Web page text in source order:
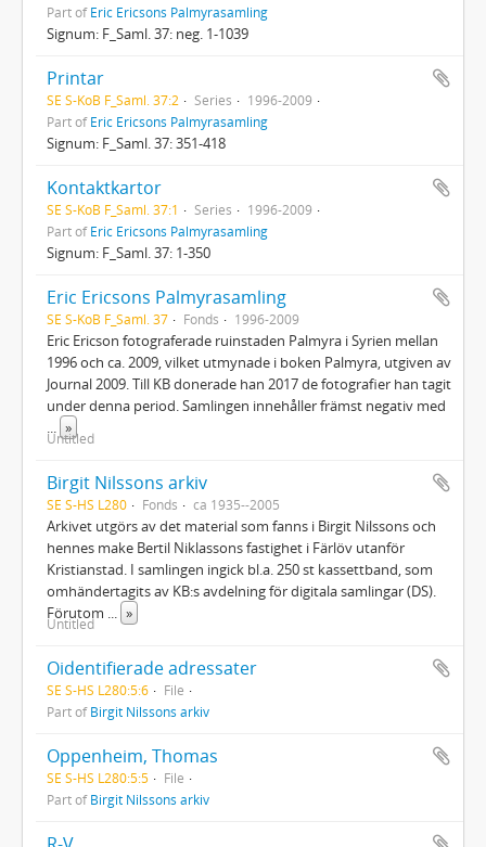
Part ofEric Ericsons Palmyrasamling
Signum: F_Saml. 37: neg. 1-1039
Printar
SE S-KoB F_Saml. 37:2 Series
1996-2009
Part ofEric Ericsons Palmyrasamling
Signum: F_Saml. 37: 351-418
Kontaktkartor
SE S-KoB F_Saml. 37:1 Series
1996-2009
Part ofEric Ericsons Palmyrasamling
Signum: F_Saml. 37: 1-350
Eric Ericsons Palmyrasamling
SE S-KoB F_Saml. 37 Fonds 1996-2009
Eric Ericson fotograferade ruinstaden Palmyra i Syrien mellan
1996 och ca. 2009, vilket utmynade i boken Palmyra, utgiven av
Journal 2009. Till KB donerade han 2017 de fotografier han tagit
under denna period. Samlingen innehåller främst negativ med
»
Untitled
Birgit Nilssons arkiv
SE S-HS L280 Fonds ca 1935--2005
Arkivet utgörs av det material som fanns i Birgit Nilssons och
hennes make Bertil Niklassons fastighet i Färlöv utanför
Kristianstad. I samlingen ingick bl.a. 250 st kassettband, som
omhändertagits av KB:s avdelning för digitala samlingar (DS).
Förutom
»
Untitled
Oidentifierade adressater
SE S-HS L280:5:6
File
Part ofBirgit Nilssons arkiv
Oppenheim, Thomas
SE S-HS L280:5:5
File
Part ofBirgit Nilssons arkiv